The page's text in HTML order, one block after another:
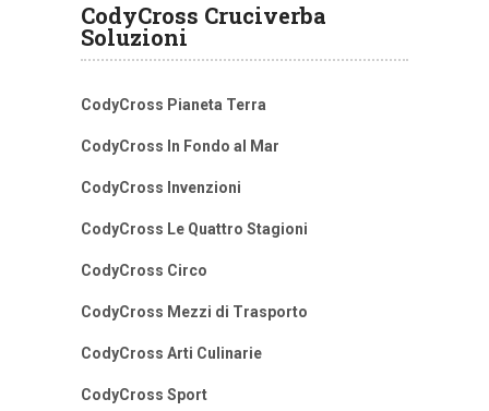
CodyCross Cruciverba
Soluzioni
CodyCross Pianeta Terra
CodyCross In Fondo al Mar
CodyCross Invenzioni
CodyCross Le Quattro Stagioni
CodyCross Circo
CodyCross Mezzi di Trasporto
CodyCross Arti Culinarie
CodyCross Sport